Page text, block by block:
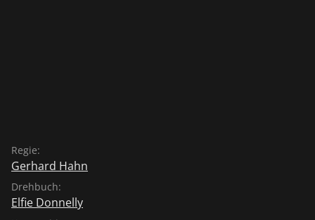
Regie:
Gerhard Hahn
Drehbuch:
Elfie Donnelly